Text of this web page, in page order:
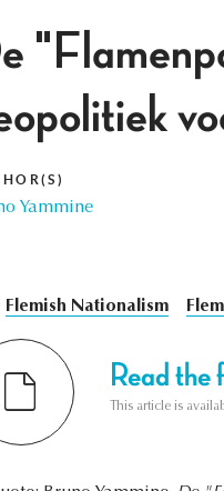
Yammine
Flemish Nationalism
Read the
This article is